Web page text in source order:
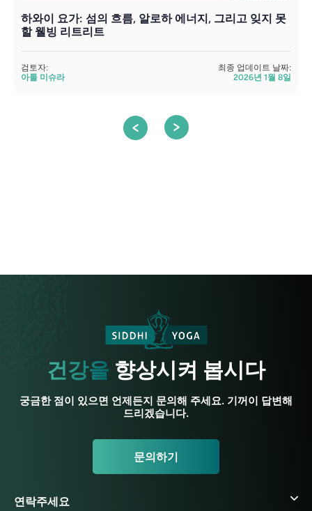
하와이 요가: 섬의 흐름, 알로하 에너지, 그리고 잊지 못
할 웰빙 리트리트
검토자:
아툴 미슈라
최종 업데이트 날짜:
2026년 1월 8일
건강을 향상시켜 봅시다
궁금한 점이 있으면 언제든지 문의해 주세요. 기꺼이 답변해
드리겠습니다.
문의하기
연락주세요